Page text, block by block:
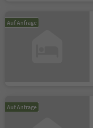
Auf Anfrage
Auf Anfrage